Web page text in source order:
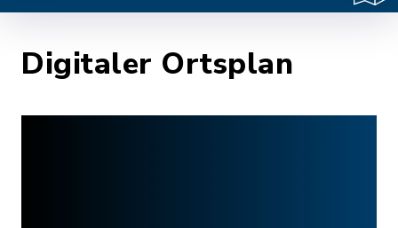
Digitaler Ortsplan